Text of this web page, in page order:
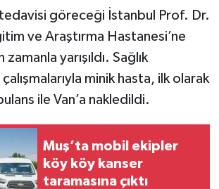
göreceği İstanbul Prof. Dr.
ve Araştırma Hastanesi’ne
zamanla yarışıldı. Sağlık
minik hasta, ilk olarak
ile Van’a nakledildi.
Muş’ta mobil ekipler
köy köy kanser
taramasına çıktı